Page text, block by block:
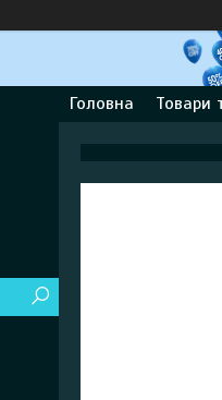
Головна Товари